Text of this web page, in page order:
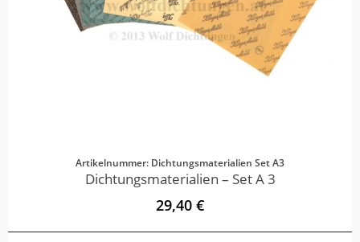
Artikelnummer: Dichtungsmaterialien Set A3
Dichtungsmaterialien – Set A 3
29,40 €